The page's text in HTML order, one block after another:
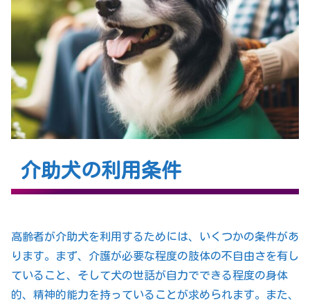
介助犬の利用条件
高齢者が介助犬を利用するためには、いくつかの条件があ
ります。まず、介護が必要な程度の肢体の不自由さを有し
ていること、そして犬の世話が自力でできる程度の身体
的、精神的能力を持っていることが求められます。また、